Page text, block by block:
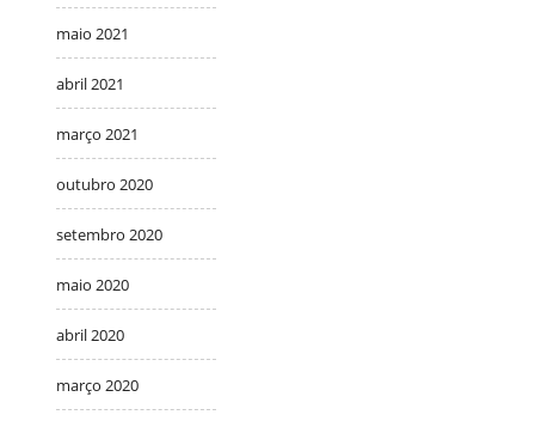
maio 2021
abril 2021
março 2021
outubro 2020
setembro 2020
maio 2020
abril 2020
março 2020